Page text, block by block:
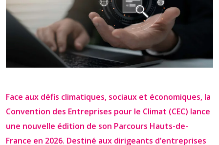
Face aux défis climatiques‭, ‬sociaux et économiques‭, ‬la
Convention des Entreprises pour le Climat‭ (‬CEC‭) ‬lance
une nouvelle édition de son Parcours Hauts-de-
France en 2026‭. ‬Destiné aux dirigeants d’entreprises